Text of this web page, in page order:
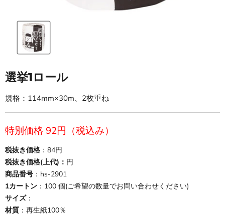
選挙1ロール
規格：114mm×30m、2枚重ね
現在の価格
特別価格 92円（税込み）
税抜き価格 ：84円
税抜き価格(上代)： 円
商品番号 ：hs-2901
1カートン ：100 個(ご希望の数量でお問い合わせください)
サイズ：
材質 ：再生紙100％